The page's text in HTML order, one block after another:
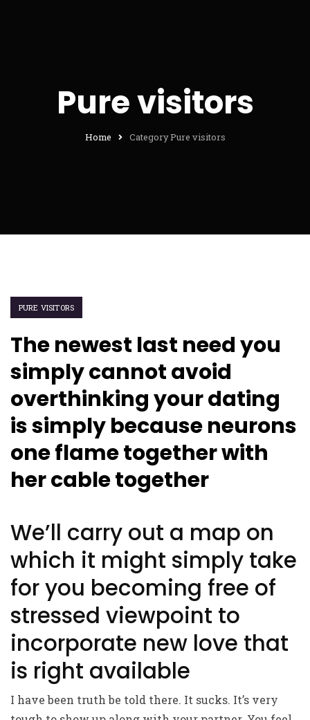
Pure visitors
Home Category Pure visitors
PURE VISITORS
The newest last need you
simply cannot avoid
overthinking your dating
is simply because neurons
one flame together with
her cable together
We’ll carry out a map on
which it might simply take
for you becoming free of
stressed viewpoint to
incorporate new love that
is right available
I have been truth be told there. It sucks. It’s very